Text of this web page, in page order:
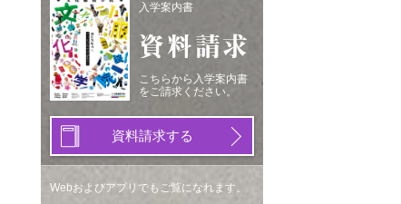
入学案内書
資料請求
こちらから入学案内書
をご請求ください。
資料請求する
Webおよびアプリでもご覧になれます。